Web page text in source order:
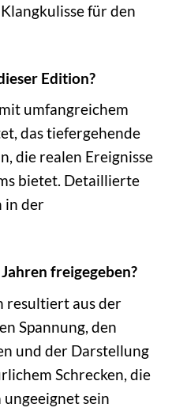
für den
Edition?
umfangreichem
das tiefergehende
die realen Ereignisse
bietet. Detaillierte
in der
freigegeben?
resultiert aus der
Spannung, den
und der Darstellung
Schrecken, die
sein